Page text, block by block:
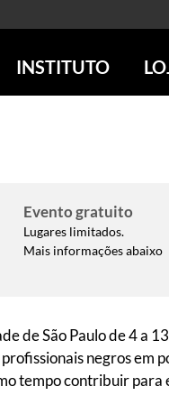
PROGRAMAÇÃO
INSTITUTO
SOBRE O IMS
QUEM SOMOS
PUBLICAÇÕES E DVDs
Evento gratuito
Lugares limitados.
Mais informações abaixo
de São Paulo de 4 a
negros em
tempo contribuir